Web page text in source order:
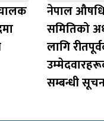
नेपाल
समितिको
लागि
सम्बन्धी